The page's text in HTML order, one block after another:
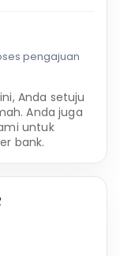
pengajuan
Anda setuju
Anda juga
untuk
bank.